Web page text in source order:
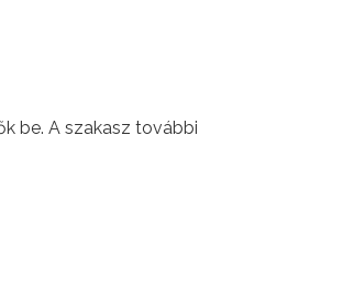
be. A szakasz további